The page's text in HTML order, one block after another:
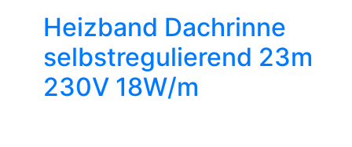
Heizband Dachrinne
selbstregulierend 23m
230V 18W/m